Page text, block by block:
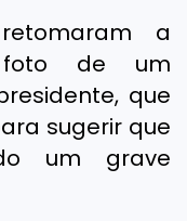
a
de um
que
sugerir que
um grave